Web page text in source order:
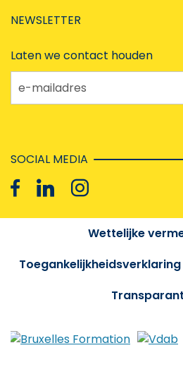
NEWSLETTER
Laten we contact houden
e-mailadres
SOCIAL MEDIA
Wettelijke
Toegankelijkheidsverklaring